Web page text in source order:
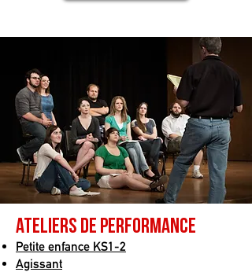
ateliers de performance
Petite enfance KS1-2
Agissant